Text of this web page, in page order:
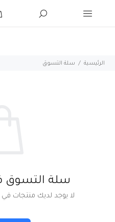
الرئيسية سلة التسوق
سلة التسوق
لا يوجد لديك منتجات